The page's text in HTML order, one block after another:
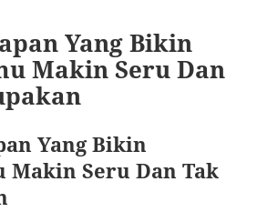
Yang Bikin
Makin Seru Dan
Yang Bikin
Seru Dan Tak